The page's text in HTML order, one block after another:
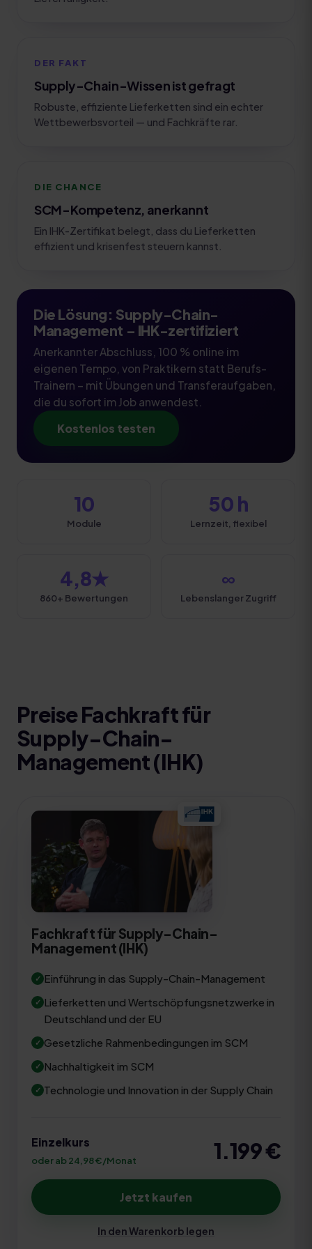
DER FAKT
Supply-Chain-Wissen ist gefragt
Robuste, effiziente Lieferketten sind ein echter
Wettbewerbsvorteil — und Fachkräfte rar.
DIE CHANCE
SCM-Kompetenz, anerkannt
Ein IHK-Zertifikat belegt, dass du Lieferketten
effizient und krisenfest steuern kannst.
Die Lösung: Supply-Chain-
Management – IHK-zertifiziert
Anerkannter Abschluss, 100 % online im
eigenen Tempo, von Praktikern statt Berufs-
Trainern – mit Übungen und Transferaufgaben,
die du sofort im Job anwendest.
Kostenlos testen
10
Module
50 h
Lernzeit, flexibel
4,8★
860+ Bewertungen
∞
Lebenslanger Zugriff
PreiseFachkraft für
Supply-Chain-
Management (IHK)
Fachkraft für Supply-Chain-
Management (IHK)
Einführung in das Supply-Chain-Management
Lieferketten und Wertschöpfungsnetzwerke in
Deutschland und der EU
Gesetzliche Rahmenbedingungen im SCM
Nachhaltigkeit im SCM
Technologie und Innovation in der Supply Chain
Einzelkurs
oder ab 24,98 €/Monat 1.199€
Jetzt kaufen
In den Warenkorb legen